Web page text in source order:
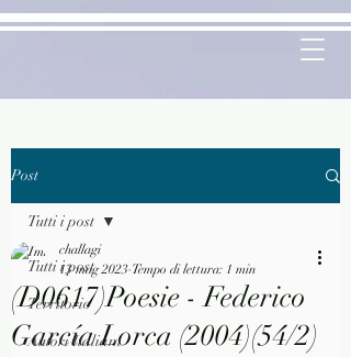
Post
Tutti i post
Territorio
Autori Italiani
Tutti i post
(D0617)Poesie - Federico
García Lorca (2004)(54/2)
challagi
13 mag 2023 Tempo di lettura: 1 min